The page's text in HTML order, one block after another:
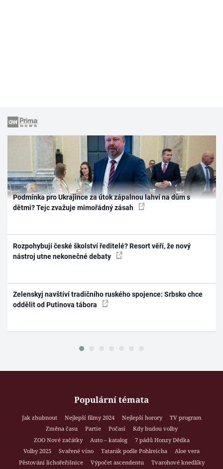
Podmínka pro Ukrajince za útok zápalnou lahví na dům s
dětmi? Tejc zvažuje mimořádný zásah
Rozpohybují české školství ředitelé? Resort věří, že nový
nástroj utne nekonečné debaty
Zelenskyj navštíví tradičního ruského spojence: Srbsko chce
oddělit od Putinova tábora
Populární témata
Jak zhubnout Nejlepší filmy 2024 Nejlepší horory
TV program
Změna času
Partie Počasí
Kdy budou volby
ZOO Nové začátky
Auto – katalog
7 pádů Honzy Dědka
Volby 2025
Svařené víno Tatarák podle Pohlreicha
Aloe vera
Pěstování lichořeřišnice
Výpočet ascendentu
Tvarohové knedlíky